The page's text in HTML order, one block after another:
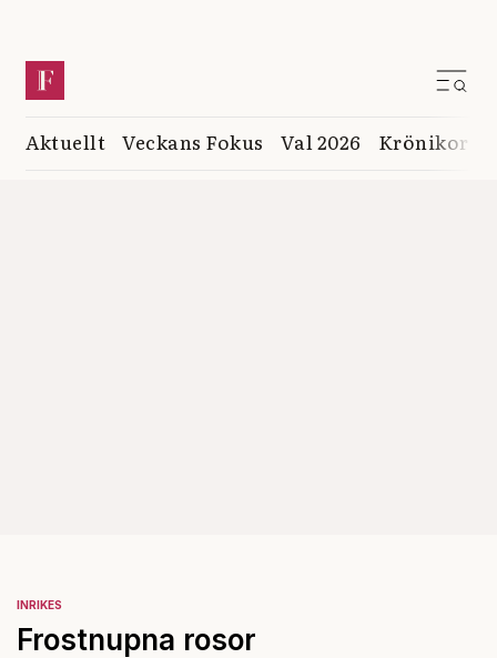
Aktuellt Veckans Fokus Val 2026 Krönikor
INRIKES
Frostnupna rosor